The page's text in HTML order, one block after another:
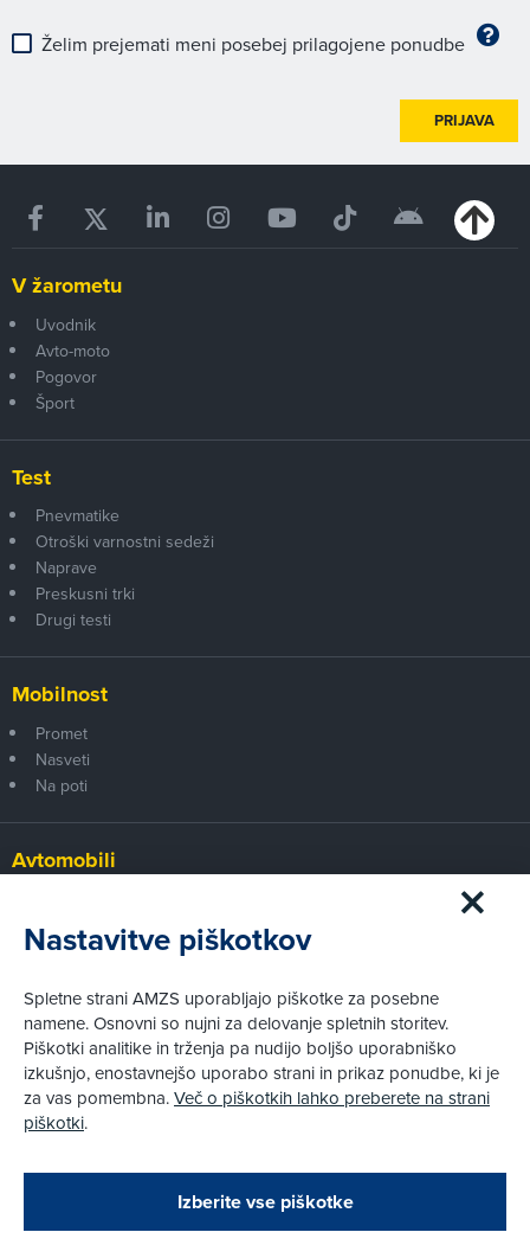
Zapri
Podarjamo vam 10 €!
Obstoječi in novi AMZS člani, ki boste v AMZS
Želim prejemati meni posebej prilagojene ponudbe
PRIJAVA
V žarometu
Uvodnik
Avto-moto
Pogovor
Šport
Test
Pnevmatike
Otroški varnostni sedeži
Naprave
Preskusni trki
Drugi testi
Mobilnost
Promet
Nasveti
Na poti
Avtomobili
Prvi pogled
Za volanom
Tehnika
Pravni vidiki
Piškotki
Pravno obvestilo
Nastavitve piškotkov
Spletne strani AMZS uporabljajo piškotke za posebne
namene. Osnovni so nujni za delovanje spletnih storitev.
Piškotki analitike in trženja pa nudijo boljšo uporabniško
izkušnjo, enostavnejšo uporabo strani in prikaz ponudbe, ki je
za vas pomembna.Več o piškotkih lahko preberete na strani
piškotki.
Izberite vse piškotke